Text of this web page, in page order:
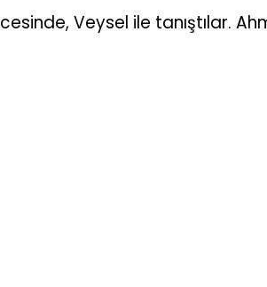
Veysel ile tanıştılar.